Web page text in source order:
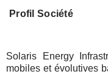
Profil Société
Solaris Energy
mobiles et évolutives